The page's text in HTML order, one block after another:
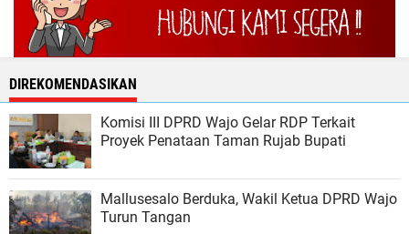
DIREKOMENDASIKAN
Komisi III DPRD Wajo Gelar RDP Terkait
Proyek Penataan Taman Rujab Bupati
Mallusesalo Berduka, Wakil Ketua DPRD Wajo
Turun Tangan